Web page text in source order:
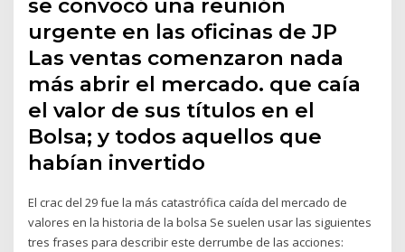
se convocó una reunión
urgente en las oficinas de JP
Las ventas comenzaron nada
más abrir el mercado. que caía
el valor de sus títulos en el
Bolsa; y todos aquellos que
habían invertido
El crac del 29​​ fue la más catastrófica caída del mercado de
valores en la historia de la bolsa Se suelen usar las siguientes
tres frases para describir este derrumbe de las acciones: